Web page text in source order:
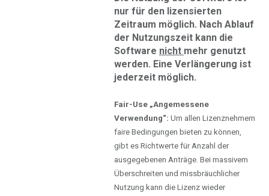
nur für den lizensierten
Zeitraum möglich. Nach Ablauf
der Nutzungszeit kann die
Software nicht mehr genutzt
werden. Eine Verlängerung ist
jederzeit möglich.
Fair-Use „Angemessene
Verwendung“: Um allen Lizenznehmern
faire Bedingungen bieten zu können,
gibt es Richtwerte für Anzahl der
ausgegebenen Anträge. Bei massivem
Überschreiten und missbräuchlicher
Nutzung kann die Lizenz wieder